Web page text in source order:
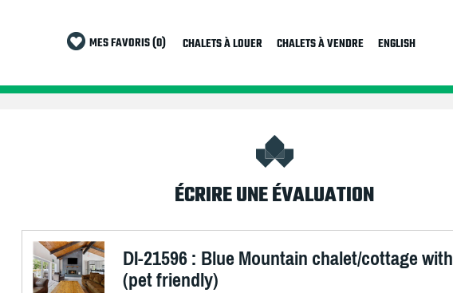
MES FAVORIS (0) CHALETS À LOUER CHALETS À VENDRE ENGLISH
ÉCRIRE UNE ÉVALUATION
DI-21596 : Blue Mountain chalet/cottage
(pet friendly)